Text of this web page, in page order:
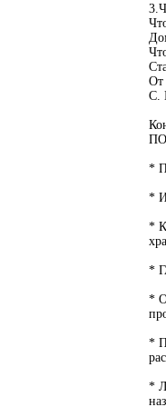
От
С.
*
*
*
*
*
*
*